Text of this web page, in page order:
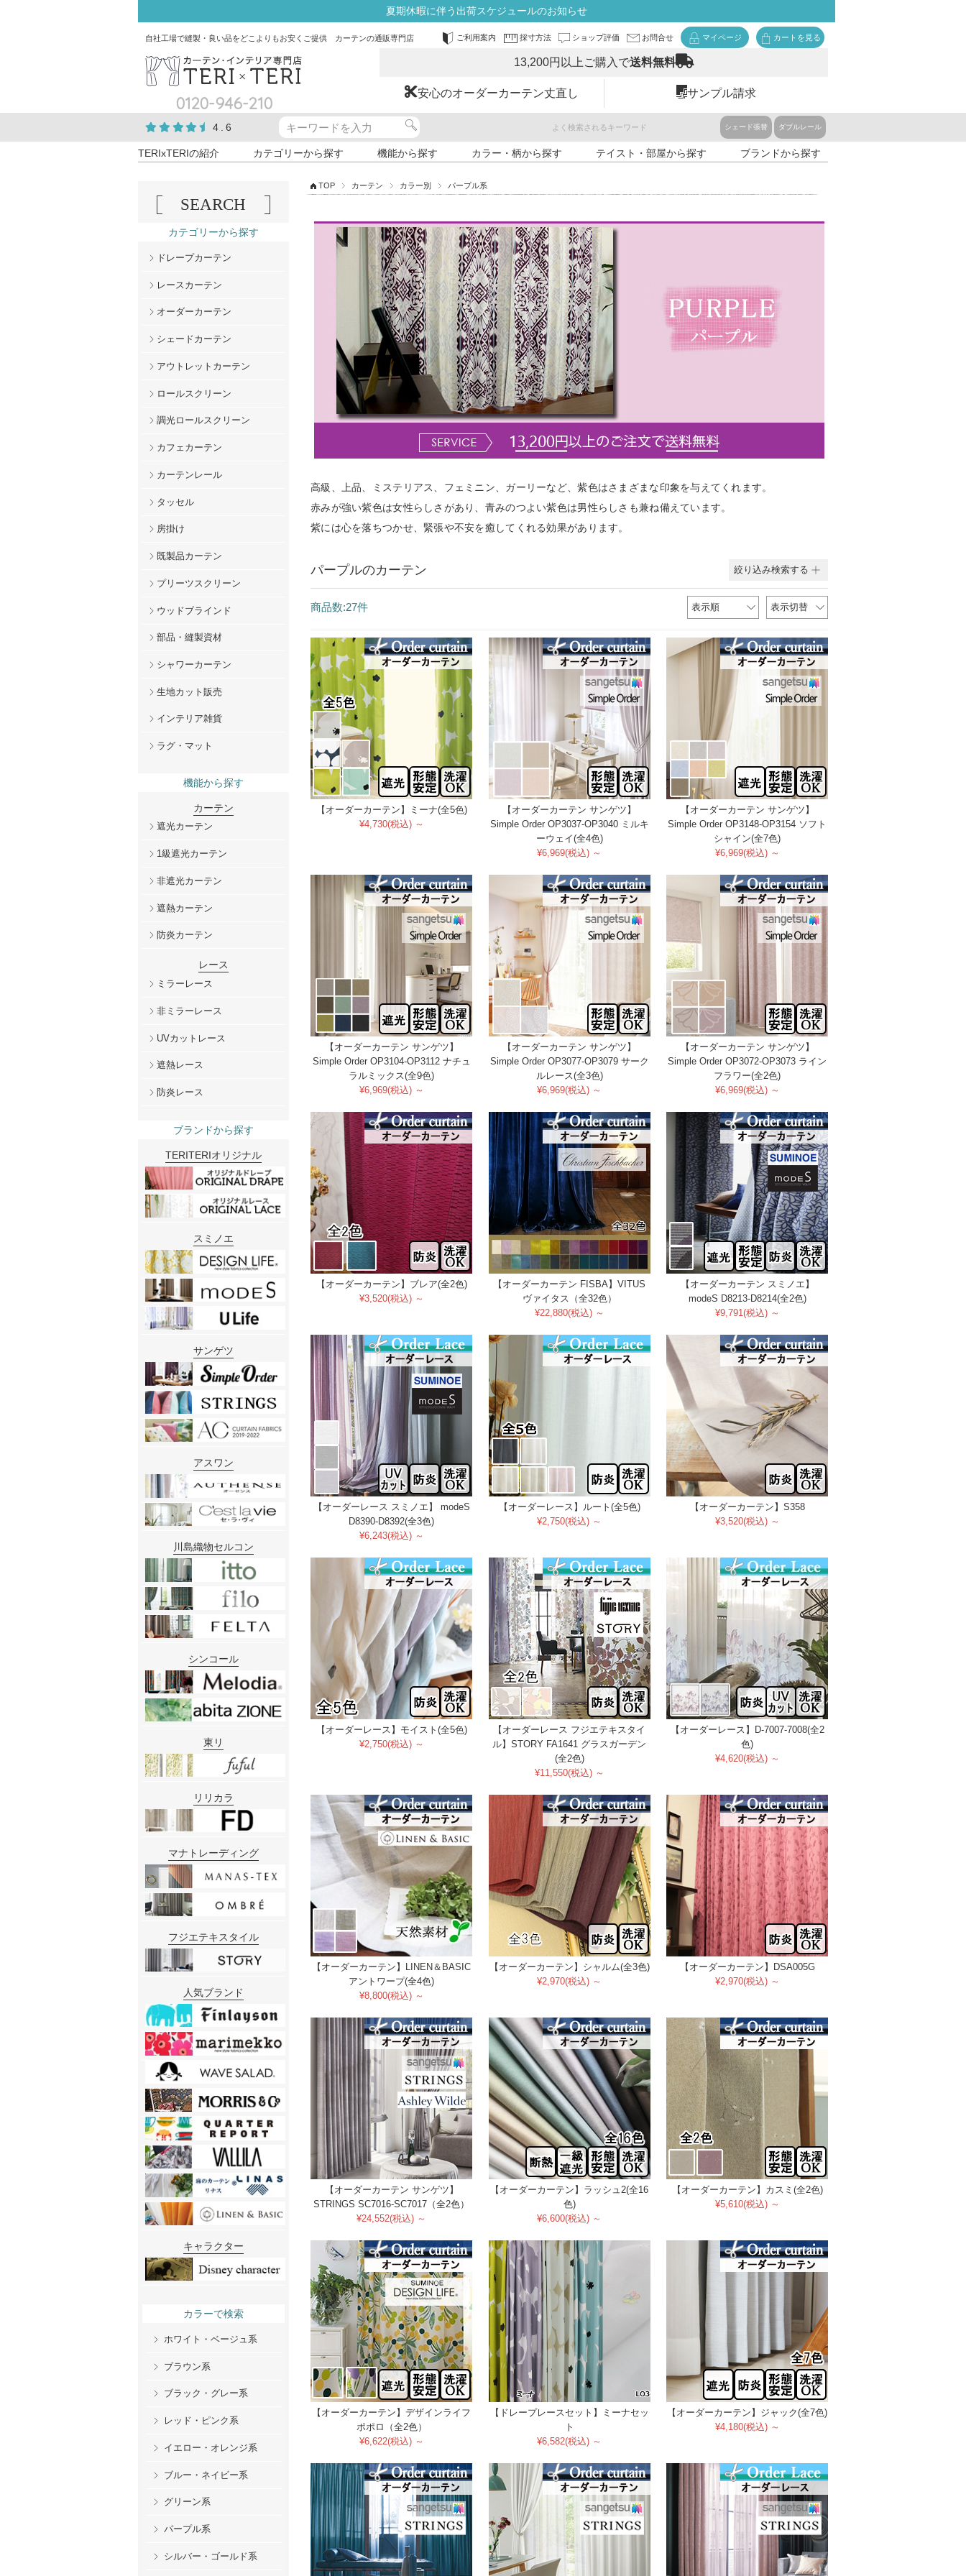
夏期休暇に伴う出荷スケジュールのお知らせ
自社工場で縫製・良い品をどこよりもお安くご提供 カーテンの通販専門店 ご利用案内 採寸方法 ショップ評価 お問合せ マイページ カートを見る
0120-946-210
13,200円以上ご購入で送料無料
安心のオーダーカーテン丈直し サンプル請求
4.6 よく検索されるキーワード シェード張替 ダブルレール
TERIxTERIの紹介 カテゴリーから探す 機能から探す カラー・柄から探す テイスト・部屋から探す ブランドから探す
TOP カーテン カラー別 パープル系
高級、上品、ミステリアス、フェミニン、ガーリーなど、紫色はさまざまな印象を与えてくれます。
赤みが強い紫色は女性らしさがあり、青みのつよい紫色は男性らしさも兼ね備えています。
紫には心を落ちつかせ、緊張や不安を癒してくれる効果があります。
パープルのカーテン 絞り込み検索する
商品数:27件 表示順 表示切替
【オーダーカーテン】ミーナ(全5色)
¥4,730(税込) ～
【オーダーカーテン サンゲツ】
Simple Order OP3037-OP3040 ミルキ
ーウェイ(全4色)
¥6,969(税込) ～
【オーダーカーテン サンゲツ】
Simple Order OP3148-OP3154 ソフト
シャイン(全7色)
¥6,969(税込) ～
【オーダーカーテン サンゲツ】
Simple Order OP3104-OP3112 ナチュ
ラルミックス(全9色)
¥6,969(税込) ～
【オーダーカーテン サンゲツ】
Simple Order OP3077-OP3079 サーク
ルレース(全3色)
¥6,969(税込) ～
【オーダーカーテン サンゲツ】
Simple Order OP3072-OP3073 ライン
フラワー(全2色)
¥6,969(税込) ～
【オーダーカーテン】ブレア(全2色)
¥3,520(税込) ～
【オーダーカーテン FISBA】VITUS
ヴァイタス（全32色）
¥22,880(税込) ～
【オーダーカーテン スミノエ】
modeS D8213-D8214(全2色)
¥9,791(税込) ～
【オーダーレース スミノエ】 modeS
D8390-D8392(全3色)
¥6,243(税込) ～
【オーダーレース】ルート(全5色)
¥2,750(税込) ～
【オーダーカーテン】S358
¥3,520(税込) ～
【オーダーレース】モイスト(全5色)
¥2,750(税込) ～
【オーダーレース フジエテキスタイ
ル】STORY FA1641 グラスガーデン
(全2色)
¥11,550(税込) ～
【オーダーレース】D-7007-7008(全2
色)
¥4,620(税込) ～
【オーダーカーテン】LINEN＆BASIC
アントワープ(全4色)
¥8,800(税込) ～
【オーダーカーテン】シャルム(全3色)
¥2,970(税込) ～
【オーダーカーテン】DSA005G
¥2,970(税込) ～
【オーダーカーテン サンゲツ】
STRINGS SC7016-SC7017（全2色）
¥24,552(税込) ～
【オーダーカーテン】ラッシュ2(全16
色)
¥6,600(税込) ～
【オーダーカーテン】カスミ(全2色)
¥5,610(税込) ～
【オーダーカーテン】デザインライフ
ポポロ（全2色）
¥6,622(税込) ～
【ドレープレースセット】ミーナセッ
ト
¥6,582(税込) ～
【オーダーカーテン】ジャック(全7色)
¥4,180(税込) ～
SEARCH
カテゴリーから探す
ドレープカーテン
レースカーテン
オーダーカーテン
シェードカーテン
アウトレットカーテン
ロールスクリーン
調光ロールスクリーン
カフェカーテン
カーテンレール
タッセル
房掛け
既製品カーテン
プリーツスクリーン
ウッドブラインド
部品・縫製資材
シャワーカーテン
生地カット販売
インテリア雑貨
ラグ・マット
機能から探す
カーテン
遮光カーテン
1級遮光カーテン
非遮光カーテン
遮熱カーテン
防炎カーテン
レース
ミラーレース
非ミラーレース
UVカットレース
遮熱レース
防炎レース
ブランドから探す
TERITERIオリジナル
スミノエ
サンゲツ
アスワン
川島織物セルコン
シンコール
東リ
リリカラ
マナトレーディング
フジエテキスタイル
人気ブランド
キャラクター
カラーで検索
ホワイト・ベージュ系
ブラウン系
ブラック・グレー系
レッド・ピンク系
イエロー・オレンジ系
ブルー・ネイビー系
グリーン系
パープル系
シルバー・ゴールド系